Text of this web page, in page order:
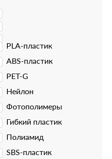
PLA-пластик
ABS-пластик
PET-G
Нейлон
Фотополимеры
Гибкий пластик
Полиамид
SBS-пластик